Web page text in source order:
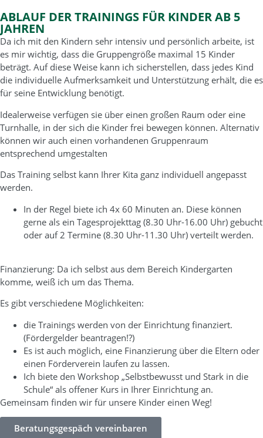
ABLAUF DER TRAININGS FÜR KINDER AB 5
JAHREN
Da ich mit den Kindern sehr intensiv und persönlich arbeite, ist
es mir wichtig, dass die Gruppengröße maximal 15 Kinder
beträgt. Auf diese Weise kann ich sicherstellen, dass jedes Kind
die individuelle Aufmerksamkeit und Unterstützung erhält, die es
für seine Entwicklung benötigt.
Idealerweise verfügen sie über einen großen Raum oder eine
Turnhalle, in der sich die Kinder frei bewegen können. Alternativ
können wir auch einen vorhandenen Gruppenraum
entsprechend umgestalten
Das Training selbst kann Ihrer Kita ganz individuell angepasst
werden.
In der Regel biete ich 4x 60 Minuten an. Diese können
gerne als ein Tagesprojekttag (8.30 Uhr-16.00 Uhr) gebucht
oder auf 2 Termine (8.30 Uhr-11.30 Uhr) verteilt werden.
Finanzierung: Da ich selbst aus dem Bereich Kindergarten
komme, weiß ich um das Thema.
Es gibt verschiedene Möglichkeiten:
die Trainings werden von der Einrichtung finanziert.
(Fördergelder beantragen!?)
Es ist auch möglich, eine Finanzierung über die Eltern oder
einen Förderverein laufen zu lassen.
Ich biete den Workshop „Selbstbewusst und Stark in die
Schule“ als offener Kurs in Ihrer Einrichtung an.
Gemeinsam finden wir für unsere Kinder einen Weg!
Beratungsgespäch vereinbaren